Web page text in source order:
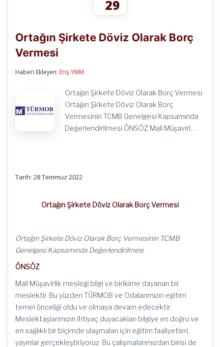
29
Döviz
Olarak
Ortağın Şirkete Döviz Olarak Borç
Vermesi
Haberi Ekleyen: Eriş YMM
Ortağın Şirkete Döviz Olarak Borç Vermesi
Ortağın Şirkete Döviz Olarak Borç
Vermesinin TCMB Genelgesi Kapsamında
Değerlendirilmesi ÖNSÖZ Mali Müşavirl…
Tarih: 28 Temmuz 2022
Ortağın Şirkete Döviz Olarak Borç Vermesi
Ortağın Şirkete Döviz Olarak Borç Vermesinin TCMB
Genelgesi Kapsamında Değerlendirilmesi
ÖNSÖZ
Mali Müşavirlik mesleği bilgi ve birikime dayanan bir
meslektir. Bu yüzden TÜRMOB ve Odalarımızın eğitim
temel önceliği oldu ve olmaya devam edecektir.
Meslektaşlarımızın ihtiyaç duyacakları bilgiye en doğru ve
en sağlıklı bir biçimde ulaşmaları için eğitim faaliyetleri,
yayınlar gerçekleştiriyoruz. Bu çalışmalarımızdan birisi de